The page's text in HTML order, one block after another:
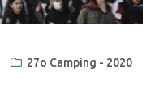
27ο Camping - 2020